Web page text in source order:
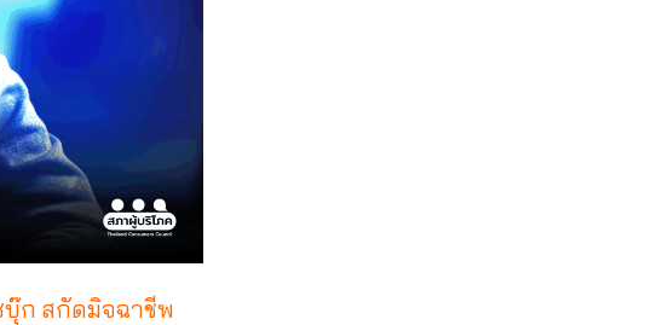
บุ๊ก สกัดมิจฉาชีพ